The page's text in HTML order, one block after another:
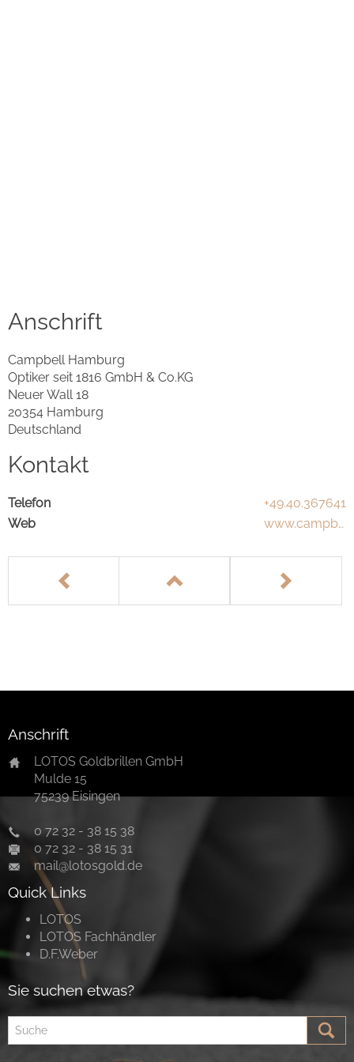
Anschrift
Campbell Hamburg
Optiker seit 1816 GmbH & Co.KG
Neuer Wall 18
20354 Hamburg
Deutschland
Kontakt
Telefon
+49.40.367641
Web
www.campbe
Anschrift
LOTOS Goldbrillen GmbH
Mulde 15
75239 Eisingen
0 72 32 - 38 15 38
0 72 32 - 38 15 31
mail@lotosgold.de
Quick Links
LOTOS
LOTOS Fachhändler
D.F.Weber
Sie suchen etwas?
中文